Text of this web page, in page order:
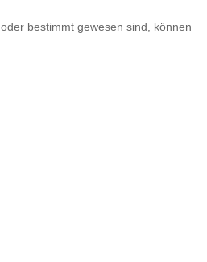
bestimmt gewesen sind, können